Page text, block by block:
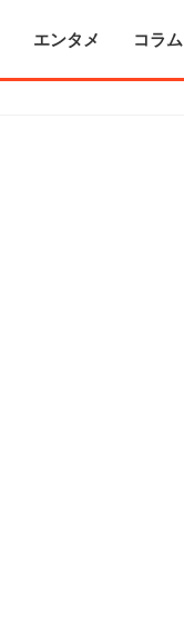
エンタメ コラム